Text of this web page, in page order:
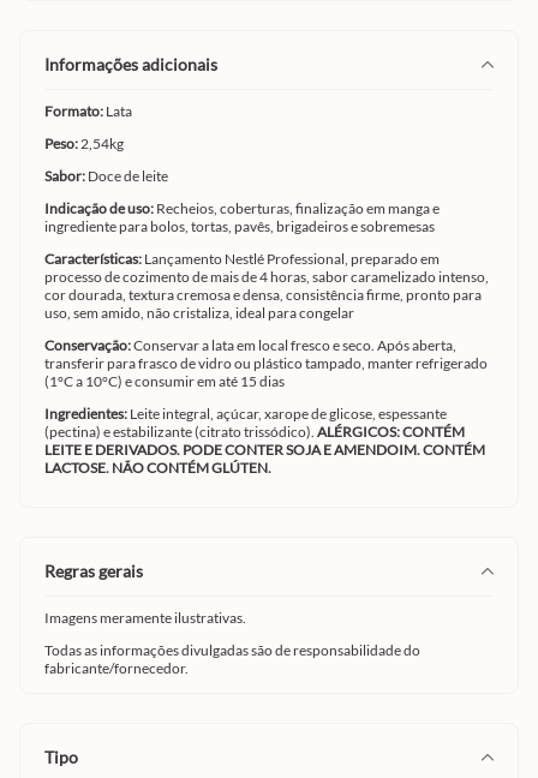
informações adicionais
Formato: Lata
Peso:2,54kg
Sabor: Doce de leite
Indicação de uso: Recheios, coberturas, finalização em manga e
ingrediente para bolos, tortas, pavês, brigadeiros e sobremesas
Características: Lançamento Nestlé Professional, preparado em
processo de cozimento de mais de 4 horas, sabor caramelizado intenso,
cor dourada, textura cremosa e densa, consistência firme, pronto para
uso, sem amido, não cristaliza, ideal para congelar
Conservação:Conservar a lata em local fresco e seco. Após aberta,
transferir para frasco de vidro ou plástico tampado, manter refrigerado
(1°C a 10°C) e consumir em até 15 dias
Ingredientes: Leite integral, açúcar, xarope de glicose, espessante
(pectina) e estabilizante (citrato trissódico). ALÉRGICOS: CONTÉM
LEITE E DERIVADOS. PODE CONTER SOJA E AMENDOIM. CONTÉM
LACTOSE. NÃO CONTÉM GLÚTEN.
regras gerais
Imagens meramente ilustrativas.
Todas as informações divulgadas são de responsabilidade do
fabricante/fornecedor.
tipo